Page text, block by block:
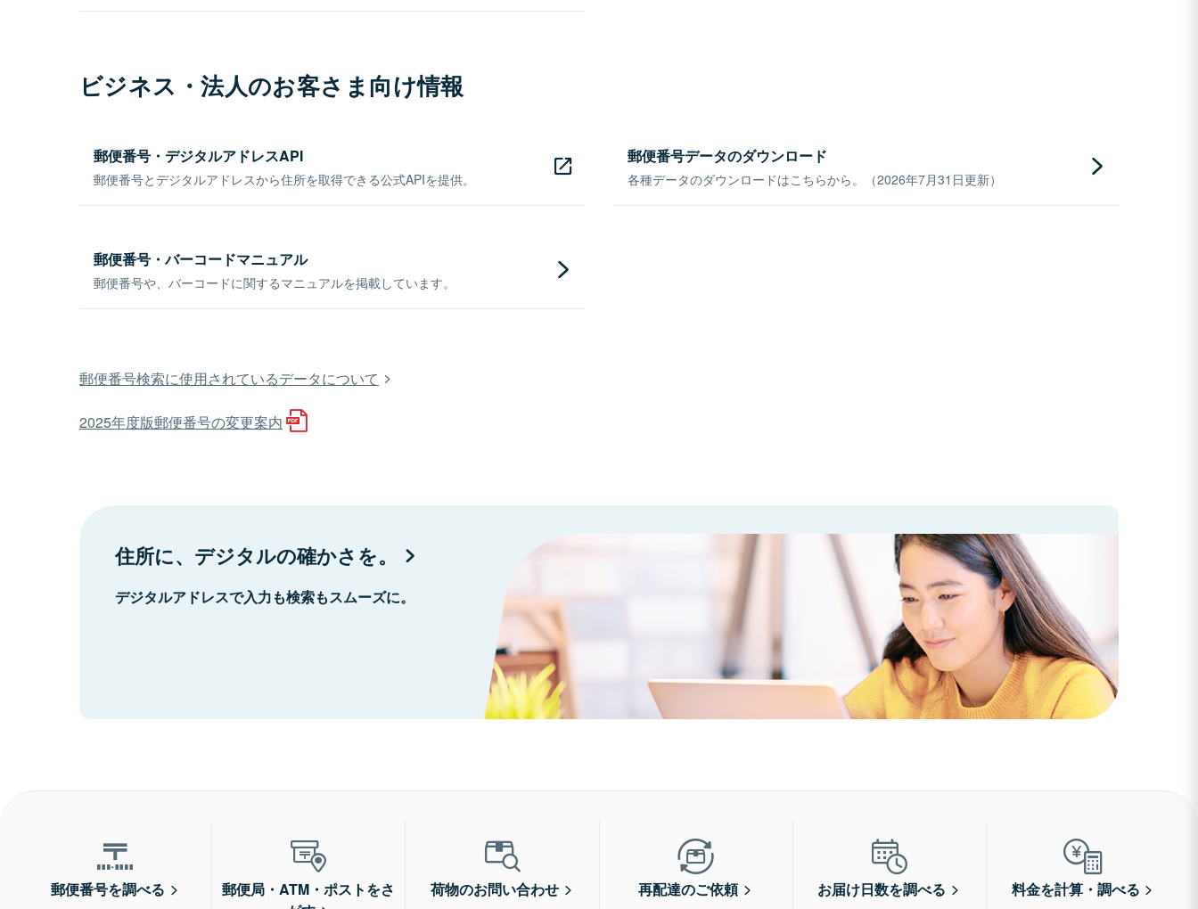
ビジネス・法人のお客さま向け情報
郵便番号・デジタルアドレスAPI
郵便番号とデジタルアドレスから住所を取得できる公式APIを提供。
郵便番号データのダウンロード
各種データのダウンロードはこちらから。（2026年7月31日更新）
郵便番号・バーコードマニュアル
郵便番号や、バーコードに関するマニュアルを掲載しています。
郵便番号検索に使用されているデータについて
2025年度版郵便番号の変更案内
住所に、デジタルの確かさを。
デジタルアドレスで入力も検索もスムーズに。
郵便番号を調べる
郵便局・ATM・ポストをさ
荷物のお問い合わせ 再配達のご依頼 お届け日数を調べる 料金を計算・調べる